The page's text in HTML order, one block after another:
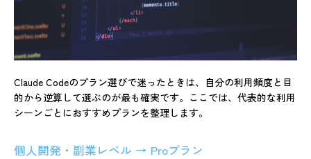
Claude Codeのプラン選びで迷ったときは、自分の利用頻度と目
的から逆算して選ぶのが最も確実です。ここでは、代表的な利用
シーンごとにおすすめプランを整理します。
個人開発・副業レベル → Proプラン